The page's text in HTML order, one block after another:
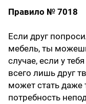
Правило № 7018
Если друг
мебель, ты
случае, если у
всего лишь друг
может стать даже
потребность